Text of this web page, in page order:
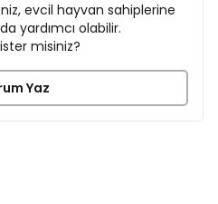
evcil hayvan sahiplerine
yardımcı olabilir.
misiniz?
Yaz